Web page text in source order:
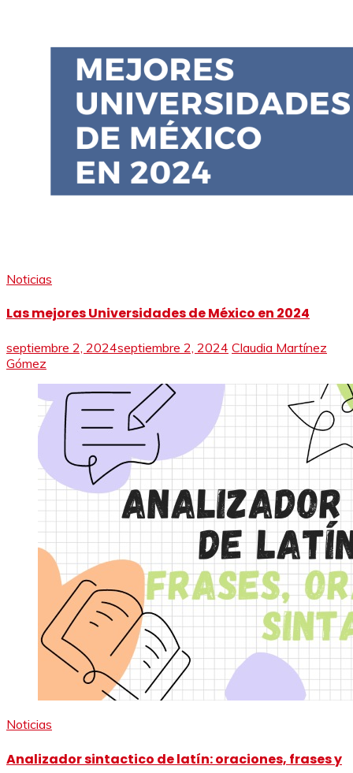
Noticias
Las mejores Universidades de México en 2024
septiembre 2, 2024septiembre 2, 2024 Claudia Martínez
Gómez
Noticias
Analizador sintactico de latín: oraciones, frases y